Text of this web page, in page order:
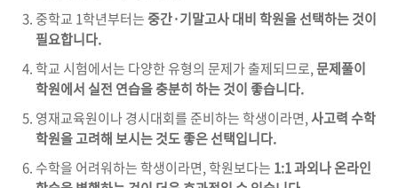
중학교 1학년부터는중간·기말고사 대비 학원을 선택하는 것이
필요합니다.
학교 시험에서는 다양한 유형의 문제가 출제되므로,문제풀이
학원에서 실전 연습을 충분히 하는 것이 좋습니다.
영재교육원이나 경시대회를 준비하는 학생이라면,사고력 수학
학원을 고려해 보시는 것도 좋은 선택입니다.
수학을 어려워하는 학생이라면, 학원보다는 1:1 과외나 온라인